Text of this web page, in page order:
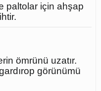
paltolar için ahşap
ömrünü uzatır.
görünümü